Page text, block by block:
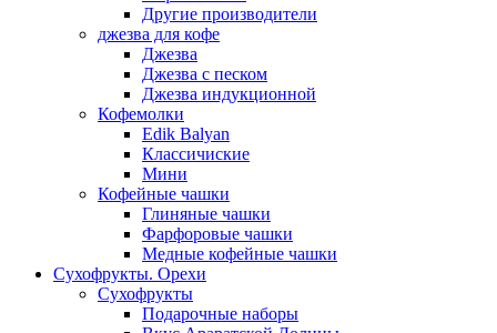
Другие производители
джезва для кофе
Джезва
Джезва с песком
Джезва индукционной
Кофемолки
Edik Balyan
Классичиские
Мини
Кофейные чашки
Глиняные чашки
Фарфоровые чашки
Медные кофейные чашки
Сухофрукты. Орехи
Сухофрукты
Подарочные наборы